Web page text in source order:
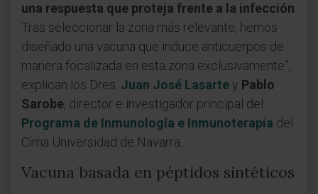
una respuesta que proteja frente a la infección
Tras seleccionar la zona más relevante, hemos
diseñado una vacuna que induce anticuerpos de
manera focalizada en esta zona exclusivamente”,
explican los Dres. Juan José Lasartey Pablo
Sarobe, director e investigador principal del
Programa de Inmunología e Inmunoterapia del
Cima Universidad de Navarra.
Vacuna basada en péptidos sintéticos